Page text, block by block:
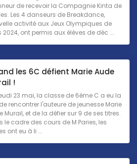
de recevoir la Compagnie Kinta de
Les 4 danseurs de Breakdance,
activité aux Jeux Olympiques de
2024, ont permis aux élèves de déc ...
les 6C défient Marie Aude
!
23 mai, la classe de 6ème C a eu la
rencontrer l'auteure de jeunesse Marie
Murail, et de la défier sur 9 de ses titres.
le cadre des cours de M Paries, les
ont eu à li ...